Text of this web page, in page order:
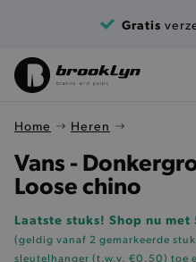
Gratis
Home Heren
Vans -
Loose chino
Laatste stuks! Shop nu
(geldig vanaf 2 gemarkeerde
sleutelhanger (t.w.v. €0.50) toe